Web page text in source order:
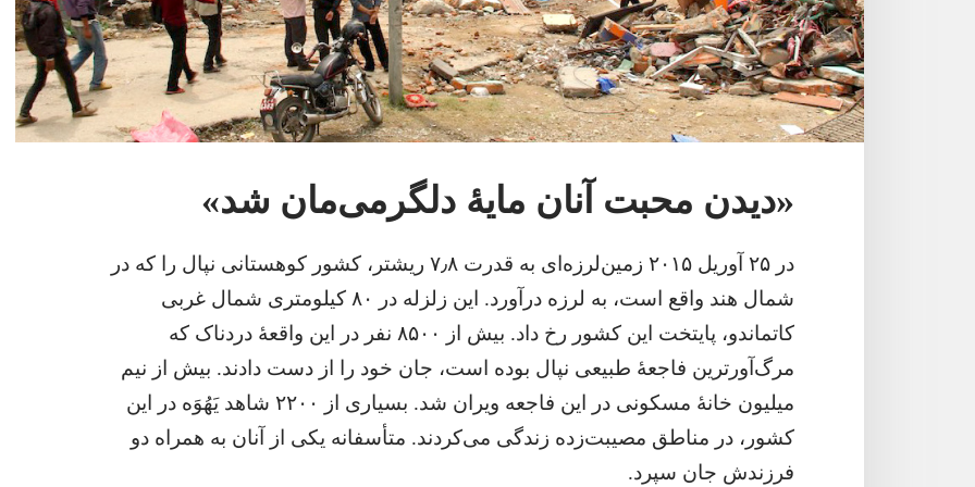
‏«دیدن محبت آنان مایهٔ دلگرمی‌مان شد»‏
در ۲۵ آوریل ۲۰۱۵ زمین‌لرزه‌ای به قدرت ٫۸‏۷ ریشتر،‏ کشور کوهستانی نپال را که در
شمال هند واقع است،‏ به لرزه درآورد.‏ این زلزله در ۸۰ کیلومتری شمال غربی
کاتماندو،‏ پایتخت این کشور رخ داد.‏ بیش از ۸۵۰۰ نفر در این واقعهٔ دردناک که
مرگ‌آورترین فاجعهٔ طبیعی نپال بوده است،‏ جان خود را از دست دادند.‏ بیش از نیم
میلیون خانهٔ مسکونی در این فاجعه ویران شد.‏ بسیاری از ۲۲۰۰ شاهد یَهُوَه در این
کشور،‏ در مناطق مصیبت‌زده زندگی می‌کردند.‏ متأسفانه یکی از آنان به همراه دو
فرزندش جان سپرد.‏